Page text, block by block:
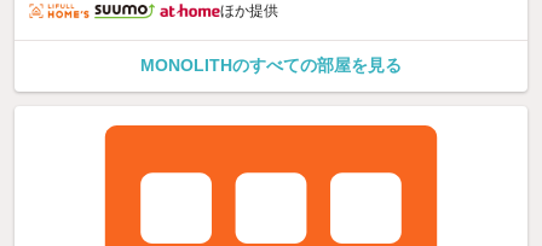
ほか提供
MONOLITHのすべての部屋を見る